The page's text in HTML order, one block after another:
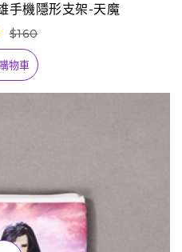
手機隱形支架-天魔
$160
物車